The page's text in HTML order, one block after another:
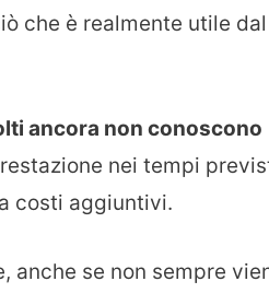
che è realmente utile dal
ancora non conoscono
nei tempi
costi aggiuntivi.
anche se non sempre